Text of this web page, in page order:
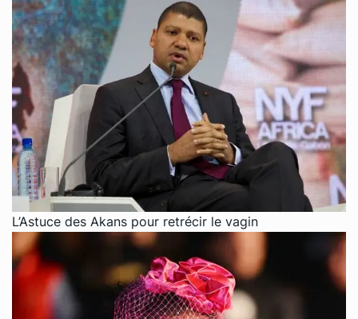
L’Astuce des Akans pour retrécir le vagin